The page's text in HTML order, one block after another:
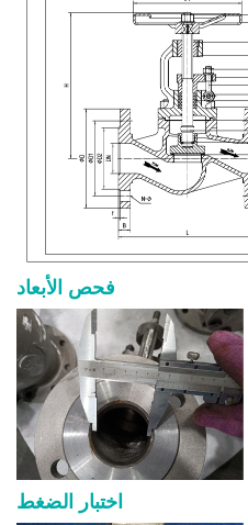
فحص الأبعاد
اختبار الضغط